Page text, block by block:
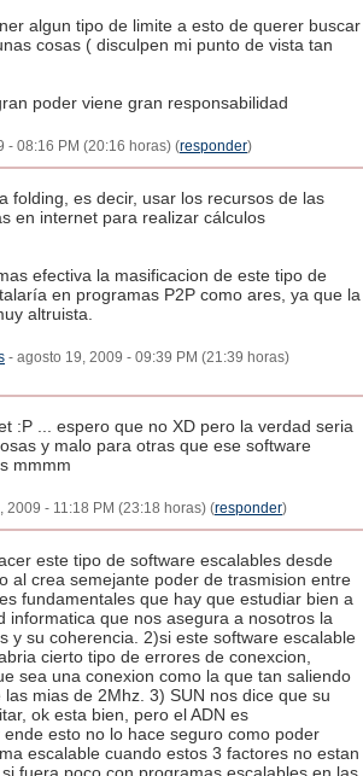
algun tipo de limite a esto de querer buscar
cosas ( disculpen mi punto de vista tan
poder viene gran responsabilidad
- 08:16 PM (20:16 horas) (responder)
folding, es decir, usar los recursos de las
en internet para realizar cálculos
efectiva la masificacion de este tipo de
en programas P2P como ares, ya que la
altruista.
- agosto 19, 2009 - 09:39 PM (21:39 horas)
:P ... espero que no XD pero la verdad seria
y malo para otras que ese software
mmmm
2009 - 11:18 PM (23:18 horas) (responder)
este tipo de software escalables desde
al crea semejante poder de trasmision entre
fundamentales que hay que estudiar bien a
informatica que nos asegura a nosotros la
y su coherencia. 2)si este software escalable
cierto tipo de errores de conexcion,
sea una conexion como la que tan saliendo
mias de 2Mhz. 3) SUN nos dice que su
ok esta bien, pero el ADN es
esto no lo hace seguro como poder
escalable cuando estos 3 factores no estan